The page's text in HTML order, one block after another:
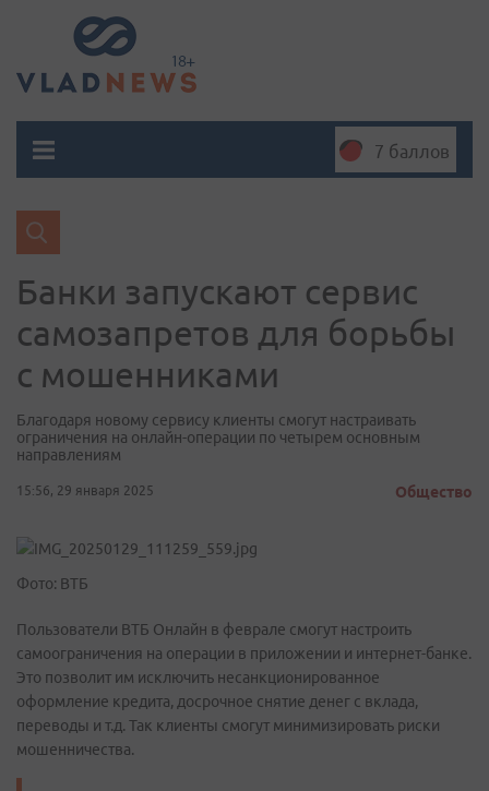
7 баллов
Банки запускают сервис
самозапретов для борьбы
с мошенниками
Благодаря новому сервису клиенты смогут настраивать
ограничения на онлайн-операции по четырем основным
направлениям
15:56, 29 января 2025 Общество
Фото: ВТБ
Пользователи ВТБ Онлайн в феврале смогут настроить
самоограничения на операции в приложении и интернет-банке.
Это позволит им исключить несанкционированное
оформление кредита, досрочное снятие денег с вклада,
переводы и т.д. Так клиенты смогут минимизировать риски
мошенничества.